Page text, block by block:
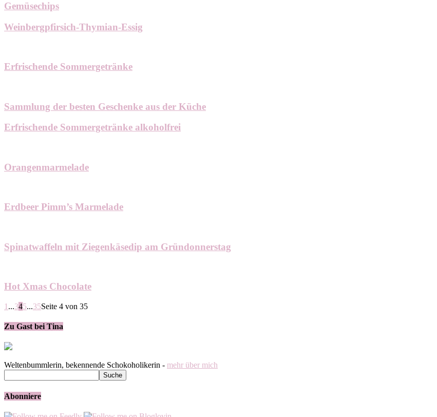
Gemüsechips
Weinbergpfirsich-Thymian-Essig
Erfrischende Sommergetränke
Sammlung der besten Geschenke aus der Küche
Erfrischende Sommergetränke alkoholfrei
Orangenmarmelade
Erdbeer Pimm’s Marmelade
Spinatwaffeln mit Ziegenkäsedip am Gründonnerstag
Hot Xmas Chocolate
1 ...345...35Seite 4 von 35
Zu Gast bei Tina
Weltenbummlerin, bekennende Schokoholikerin - mehr über mich
Abonniere